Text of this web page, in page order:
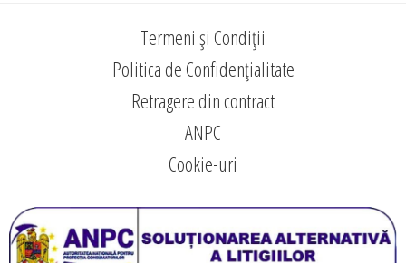
Termeni și Condiții
Politica de Confidențialitate
Retragere din contract
ANPC
Cookie-uri